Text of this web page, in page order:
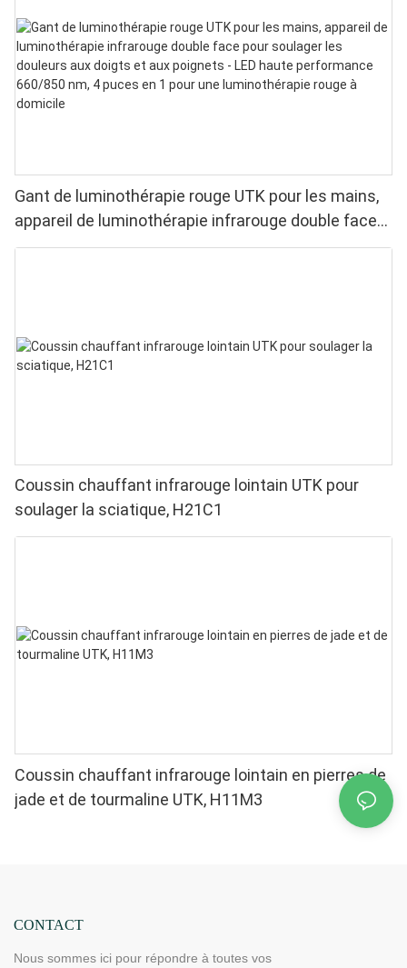
Gant de luminothérapie rouge UTK pour les mains,
appareil de luminothérapie infrarouge double face
pour soulager les douleurs aux doigts et aux
Coussin chauffant infrarouge lointain UTK pour
soulager la sciatique, H21C1
Coussin chauffant infrarouge lointain en pierres de
jade et de tourmaline UTK, H11M3
CONTACT
Nous sommes ici pour répondre à toutes vos